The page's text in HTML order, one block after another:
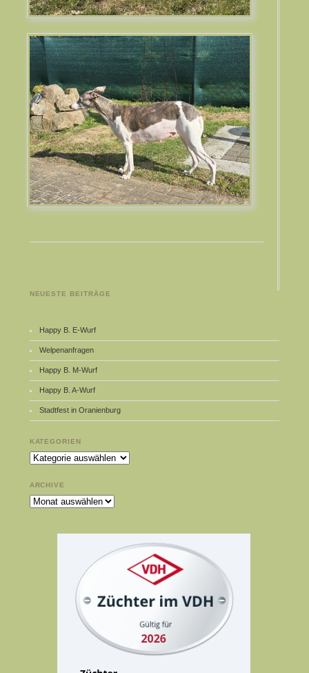
NEUESTE BEITRÄGE
Happy B. E-Wurf
Welpenanfragen
Happy B. M-Wurf
Happy B. A-Wurf
Stadtfest in Oranienburg
KATEGORIEN
Kategorien
ARCHIVE
Archive